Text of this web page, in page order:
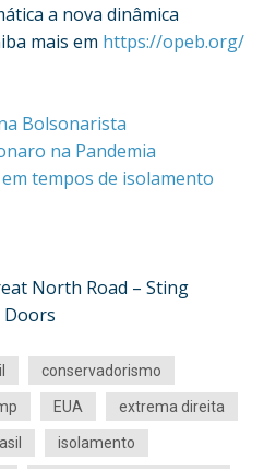
a nova dinâmica
mais em https://opeb.org/
Bolsonarista
na Pandemia
tempos de isolamento
North Road – Sting
Doors
conservadorismo
EUA extrema direita
isolamento